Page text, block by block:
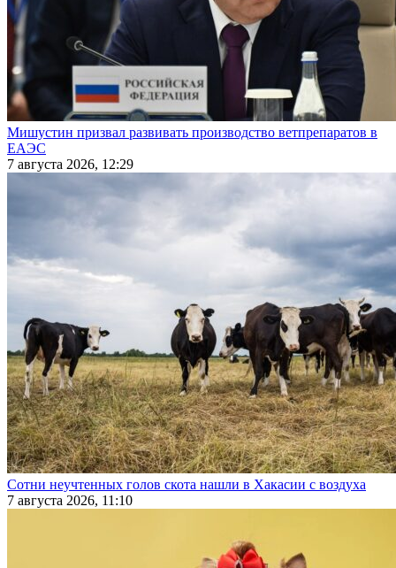
Мишустин призвал развивать производство ветпрепаратов в
ЕАЭС
7 августа 2026, 12:29
Сотни неучтенных голов скота нашли в Хакасии с воздуха
7 августа 2026, 11:10